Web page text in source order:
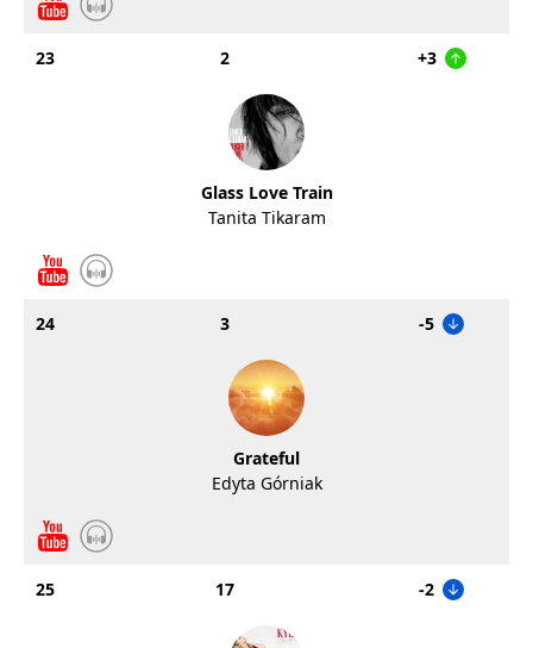
23 2 +3
Glass Love Train
Tanita Tikaram
24 3 -5
Grateful
Edyta Górniak
25 17 -2